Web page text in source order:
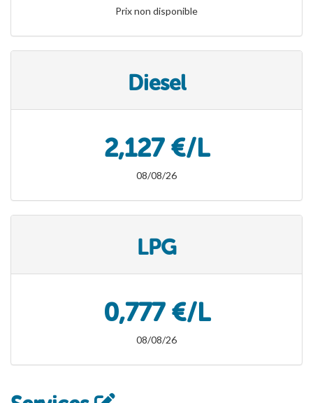
Prix non disponible
Diesel
2,127 €/L
08/08/26
LPG
0,777 €/L
08/08/26